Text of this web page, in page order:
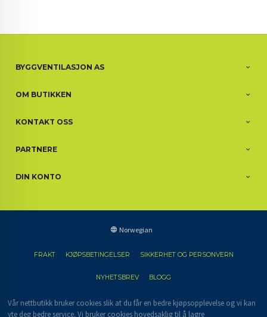
BYGGVENTILASJON AS
OM BUTIKKEN
KONTAKT OSS
PARTNERE
DIN KONTO
Norwegian
FRAKT KJØPSBETINGELSER SIKKERHET OG PERSONVERN
NYHETSBREV BLOGG
Vår nettbutikk bruker cookies slik at du får en bedre kjøpsopplevelse og vi kan
yte deg bedre service. Vi bruker cookies hovedsaklig til å lagre